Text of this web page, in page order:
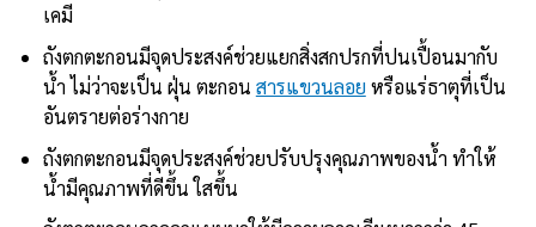
เคมี
ถังตกตะกอนมีจุดประสงค์ช่วยแยกสิ่งสกปรกที่ปนเปื้อนมากับ
น้ำ ไม่ว่าจะเป็น ฝุ่น ตะกอน สารแขวนลอย หรือแร่ธาตุที่เป็น
อันตรายต่อร่างกาย
ถังตกตะกอนมีจุดประสงค์ช่วยปรับปรุงคุณภาพของน้ำ ทำให้
น้ำมีคุณภาพที่ดีขึ้น ใสขึ้น